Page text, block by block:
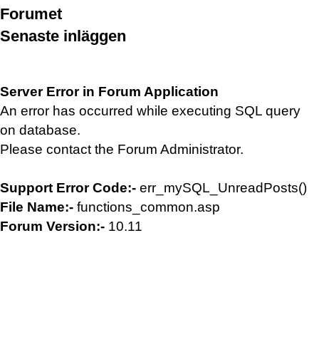
Forumet
Senaste inläggen
Server Error in Forum Application
An error has occurred while executing SQL query
on database.
Please contact the Forum Administrator.
Support Error Code:- err_mySQL_UnreadPosts()
File Name:- functions_common.asp
Forum Version:- 10.11